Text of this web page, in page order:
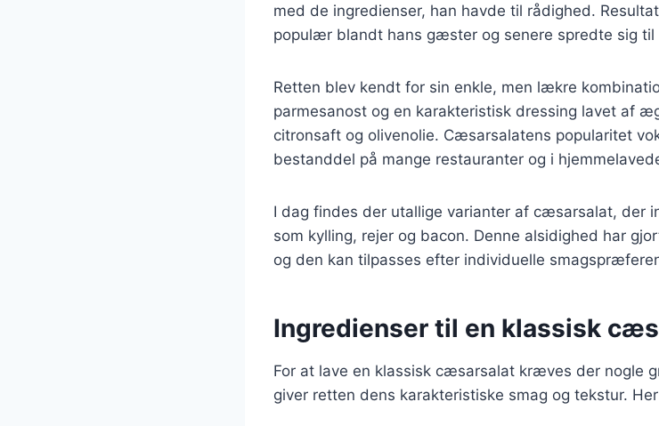
med de ingredienser, han havde til rådighed.
populær blandt hans gæster og senere spredte sig til
Retten blev kendt for sin enkle, men lækre
parmesanost og en karakteristisk dressing lavet af
citronsaft og olivenolie. Cæsarsalatens popularitet
bestanddel på mange restauranter og i
I dag findes der utallige varianter af cæsarsalat, der
som kylling, rejer og bacon. Denne alsidighed har
og den kan tilpasses efter individuelle
Ingredienser til en klassisk
For at lave en klassisk cæsarsalat kræves der nogle
giver retten dens karakteristiske smag og tekstur.